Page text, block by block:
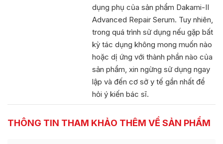
dụng phụ của sản phẩm Dakami-II
Advanced Repair Serum. Tuy nhiên,
trong quá trình sử dụng nếu gặp bất
kỳ tác dụng không mong muốn nào
hoặc dị ứng với thành phần nào của
sản phẩm, xin ngừng sử dụng ngay
lập và đến cơ sở y tế gần nhất để
hỏi ý kiến bác sĩ.
THÔNG TIN THAM KHẢO THÊM VỀ SẢN PHẨM